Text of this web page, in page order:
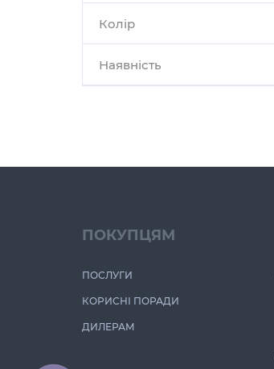
Колір
Наявність
ПОКУПЦЯМ
ПОСЛУГИ
КОРИСНІ ПОРАДИ
ДИЛЕРАМ